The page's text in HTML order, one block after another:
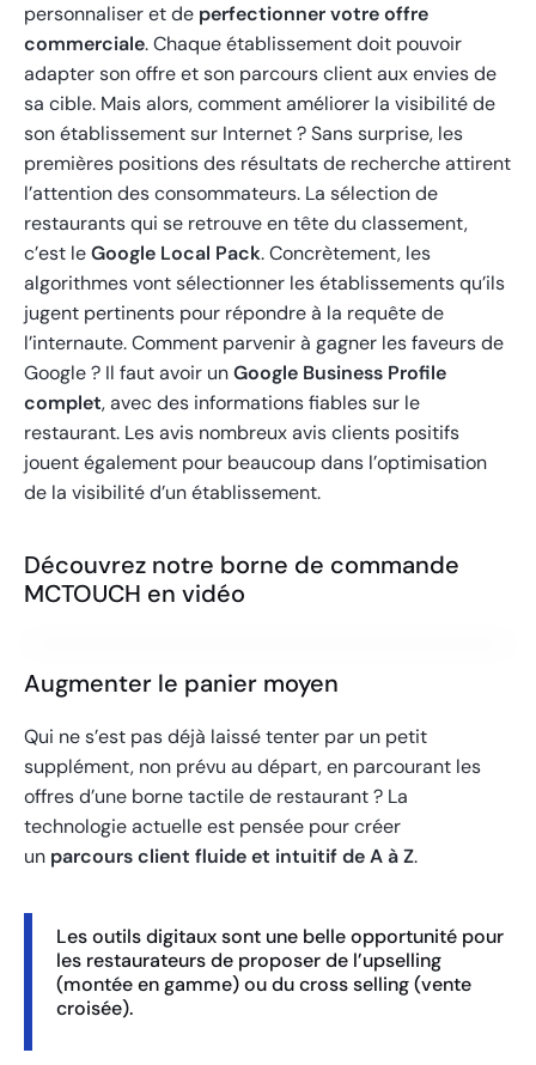
personnaliser et de perfectionner votre offre
commerciale. Chaque établissement doit pouvoir
adapter son offre et son parcours client aux envies de
sa cible. Mais alors, comment améliorer la visibilité de
son établissement sur Internet ? Sans surprise, les
premières positions des résultats de recherche attirent
l’attention des consommateurs. La sélection de
restaurants qui se retrouve en tête du classement,
c’est leGoogle Local Pack. Concrètement, les
algorithmes vont sélectionner les établissements qu’ils
jugent pertinents pour répondre à la requête de
l’internaute. Comment parvenir à gagner les faveurs de
Google ? Il faut avoir unGoogle Business Profile
complet, avec des informations fiables sur le
restaurant. Les avis nombreux avis clients positifs
jouent également pour beaucoup dans l’optimisation
de la visibilité d’un établissement.
Découvrez notre borne de commande
MCTOUCH en vidéo
Augmenter le panier moyen
Qui ne s’est pas déjà laissé tenter par un petit
supplément, non prévu au départ, en parcourant les
offres d’une borne tactile de restaurant ? La
technologie actuelle est pensée pour créer
un parcours client fluide et intuitif de A à Z.
Les outils digitaux sont une belle opportunité pour
les restaurateurs de proposer de l’upselling
(montée en gamme) ou du cross selling (vente
croisée).